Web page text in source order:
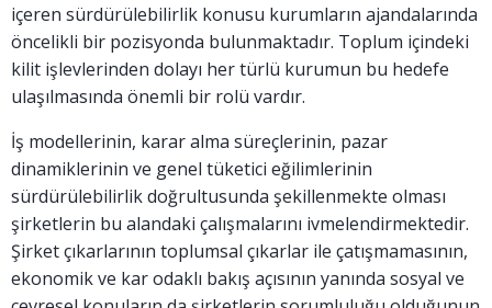
içeren sürdürülebilirlik konusu kurumların ajandalarında
öncelikli bir pozisyonda bulunmaktadır. Toplum içindeki
kilit işlevlerinden dolayı her türlü kurumun bu hedefe
ulaşılmasında önemli bir rolü vardır.
İş modellerinin, karar alma süreçlerinin, pazar
dinamiklerinin ve genel tüketici eğilimlerinin
sürdürülebilirlik doğrultusunda şekillenmekte olması
şirketlerin bu alandaki çalışmalarını ivmelendirmektedir.
Şirket çıkarlarının toplumsal çıkarlar ile çatışmamasının,
ekonomik ve kar odaklı bakış açısının yanında sosyal ve